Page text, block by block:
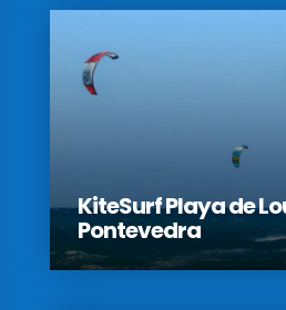
KiteSurf Playa de
Pontevedra